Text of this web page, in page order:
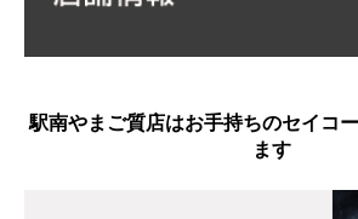
駅南やまご質店はお手持ちのセイコ
ます